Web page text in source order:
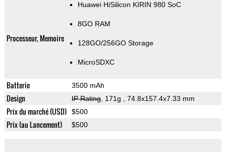
Processeur, Memoire
Huawei HiSilicon KIRIN 980 SoC
8GO RAM
128GO/256GO Storage
MicroSDXC
Batterie 3500 mAh
Design IP Rating, 171g , 74.8x157.4x7.33 mm
Prix du marché (USD) $500
Prix (au Lancement) $500